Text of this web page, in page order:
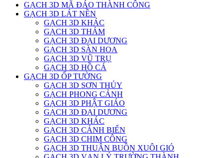
GẠCH 3D MÃ ĐÁO THÀNH CÔNG
GẠCH 3D LÁT NỀN
GẠCH 3D KHÁC
GẠCH 3D THẢM
GẠCH 3D ĐẠI DƯƠNG
GẠCH 3D SÀN HOA
GẠCH 3D VŨ TRỤ
GẠCH 3D HỒ CÁ
GẠCH 3D ỐP TƯỜNG
GẠCH 3D SƠN THỦY
GẠCH PHONG CẢNH
GẠCH 3D PHẬT GIÁO
GẠCH 3D ĐẠI DƯƠNG
GẠCH 3D KHÁC
GẠCH 3D CẢNH BIỂN
GẠCH 3D CHIM CÔNG
GẠCH 3D THUẬN BUỒN XUÔI GIÓ